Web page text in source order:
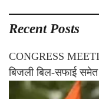
Recent Posts
CONGRESS
बिजली बिल-सफाई